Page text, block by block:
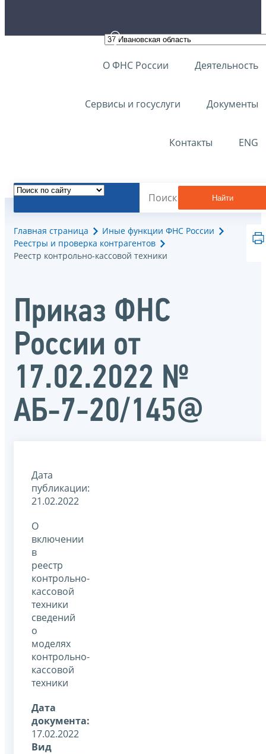
О ФНС России Деятельность
Сервисы и госуслуги Документы
Контакты ENG
Найти
Главная страница
Иные функции ФНС России
Реестры и проверка контрагентов
Реестр контрольно-кассовой техники
Приказ ФНС
России от
17.02.2022 №
АБ-7-20/145@
Дата
публикации:
21.02.2022
О
включении
в
реестр
контрольно-
кассовой
техники
сведений
о
моделях
контрольно-
кассовой
техники
Дата
документа:
17.02.2022
Вид